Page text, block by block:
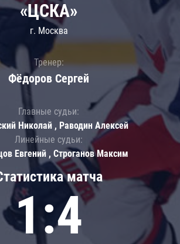
матча
1:4
«ЦСКА»
г. Москва
Тренер:
Фёдоров Сергей
Главные судьи:
Николай , Раводин Алексей
Линейные судьи:
Евгений , Строганов Максим